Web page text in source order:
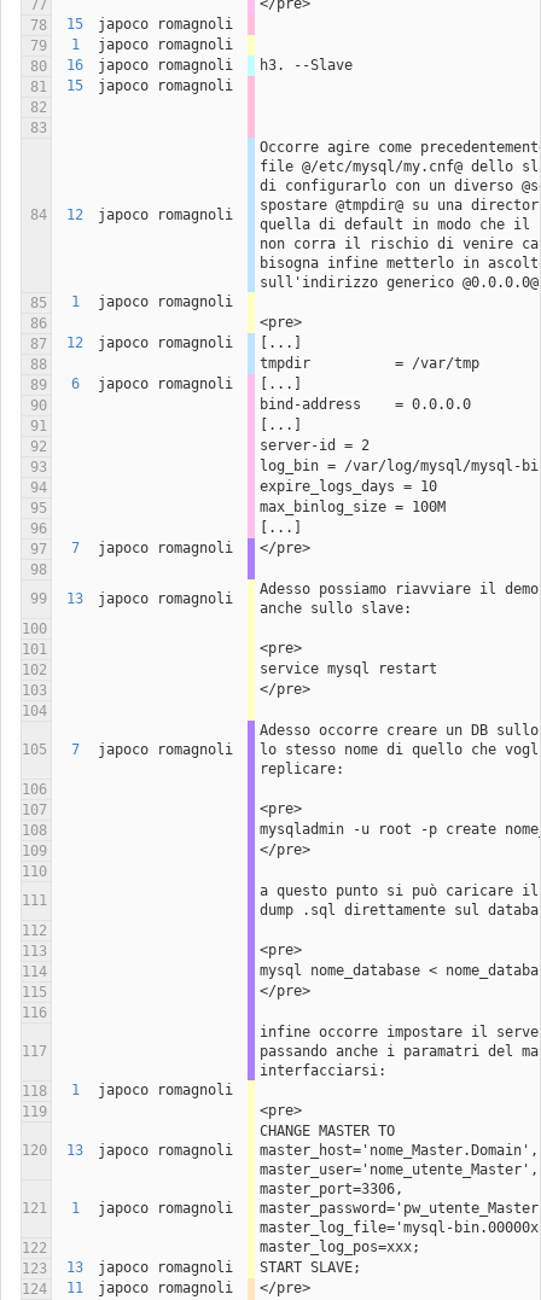
77
</pre>
78
15
japoco romagnoli
79
1
japoco romagnoli
80
16 japoco romagnoli
h3. --Slave
81
15
japoco romagnoli
82
83
84 12 japoco romagnoli
Occorre agire come
file @/etc/mysql/my.cnf@ dello
di configurarlo con un diverso
spostare @tmpdir@ su una
quella di default in modo che il
non corra il rischio di venire
bisogna infine metterlo in
sull'indirizzo generico
85
1
japoco romagnoli
86
<pre>
87
12 japoco romagnoli
[...]
88
tmpdir          = /var/tmp
89
6 japoco romagnoli
[...]
90
bind-address	= 0.0.0.0
91
[...]
92
server-id = 2
93
log_bin = /var/log/mysql/mysql-
94
expire_logs_days = 10
95
max_binlog_size = 100M
96
[...]
97
7 japoco romagnoli
</pre>
98
99
13 japoco romagnoli
Adesso possiamo riavviare il
anche sullo slave:
100
101
<pre>
102
service mysql restart
103
</pre>
104
105 7 japoco romagnoli
Adesso occorre creare un DB
lo stesso nome di quello che
replicare:
106
107
<pre>
108
mysqladmin -u root -p create
109
</pre>
110
111
a questo punto si può
dump .sql direttamente sul
112
113
<pre>
114
mysql nome_database <
115
</pre>
116
117
infine occorre impostare il
passando anche i paramatri del
interfacciarsi:
118
1
japoco romagnoli
119
<pre>
120 13 japoco romagnoli
CHANGE MASTER TO
master_host='nome_Master.Domain',
121 1 japoco romagnoli
master_port=3306,
master_log_file='mysql-
122
master_log_pos=xxx;
123
13 japoco romagnoli
START SLAVE;
124
11 japoco romagnoli
</pre>